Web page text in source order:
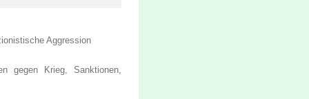
Aggression
gegen Krieg, Sanktionen,